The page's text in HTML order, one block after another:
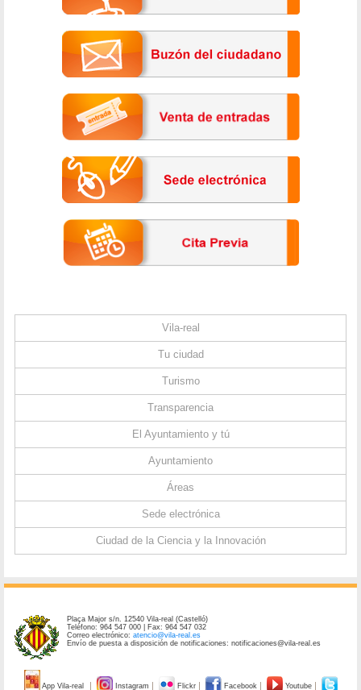
Vila-real
Tu ciudad
Turismo
Transparencia
El Ayuntamiento y tú
Ayuntamiento
Áreas
Sede electrónica
Ciudad de la Ciencia y la Innovación
Plaça Major s/n. 12540 Vila-real (Castelló)
Teléfono: 964 547 000 | Fax: 964 547 032
Correo electrónico:atencio@vila-real.es
Envío de puesta a disposición de notificaciones: notificaciones@vila-real.es
App Vila-real Instagram Flickr Facebook Youtube